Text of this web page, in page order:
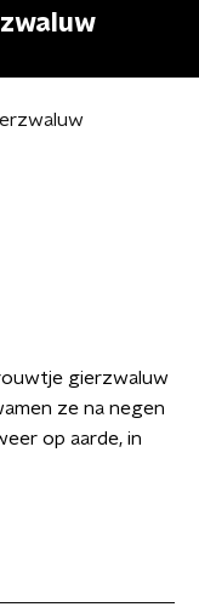
gierzwaluw
ze na negen
op aarde, in